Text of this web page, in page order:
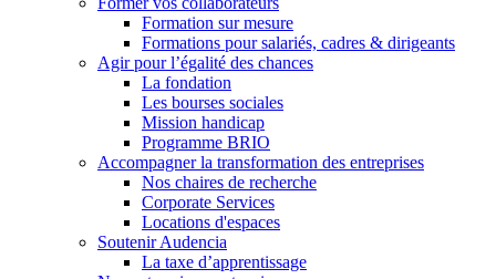
Formation sur mesure
Formations pour salariés, cadres & dirigeants
Agir pour l’égalité des chances
La fondation
Les bourses sociales
Mission handicap
Programme BRIO
Accompagner la transformation des entreprises
Nos chaires de recherche
Corporate Services
Locations d'espaces
Soutenir Audencia
La taxe d’apprentissage